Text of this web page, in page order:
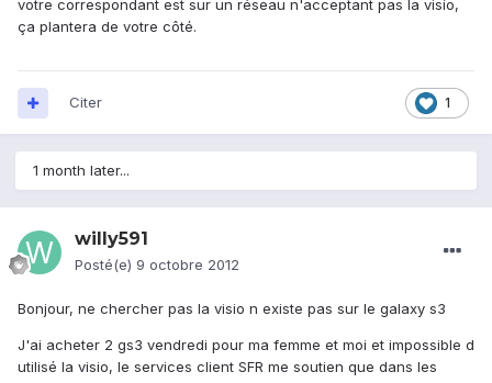
votre correspondant est sur un réseau n'acceptant pas la visio,
ça plantera de votre côté.
1
Citer
1 month later...
willy591
Posté(e) 9 octobre 2012
Bonjour, ne chercher pas la visio n existe pas sur le galaxy s3
J'ai acheter 2 gs3 vendredi pour ma femme et moi et impossible d
utilisé la visio, le services client SFR me soutien que dans les